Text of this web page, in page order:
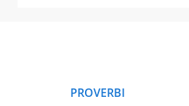
PROVERBI